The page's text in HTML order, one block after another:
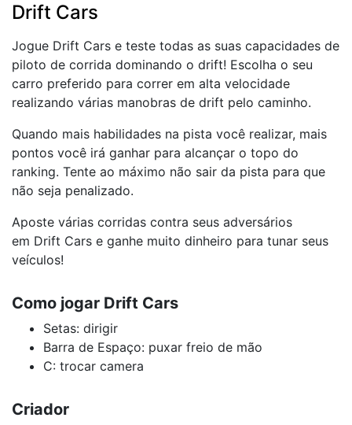
Drift Cars
Jogue Drift Cars e teste todas as suas capacidades de
piloto de corrida dominando o drift! Escolha o seu
carro preferido para correr em alta velocidade
realizando várias manobras de drift pelo caminho.
Quando mais habilidades na pista você realizar, mais
pontos você irá ganhar para alcançar o topo do
ranking. Tente ao máximo não sair da pista para que
não seja penalizado.
Aposte várias corridas contra seus adversários
em Drift Cars e ganhe muito dinheiro para tunar seus
veículos!
Como jogar Drift Cars
Setas: dirigir
Barra de Espaço: puxar freio de mão
C: trocar camera
Criador